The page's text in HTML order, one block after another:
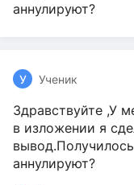
аннулируют?
У Ученик
Здравствуйте ,У
в изложении я
аннулируют?